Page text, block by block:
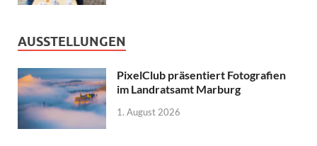
AUSSTELLUNGEN
PixelClub präsentiert Fotografien
im Landratsamt Marburg
1. August 2026